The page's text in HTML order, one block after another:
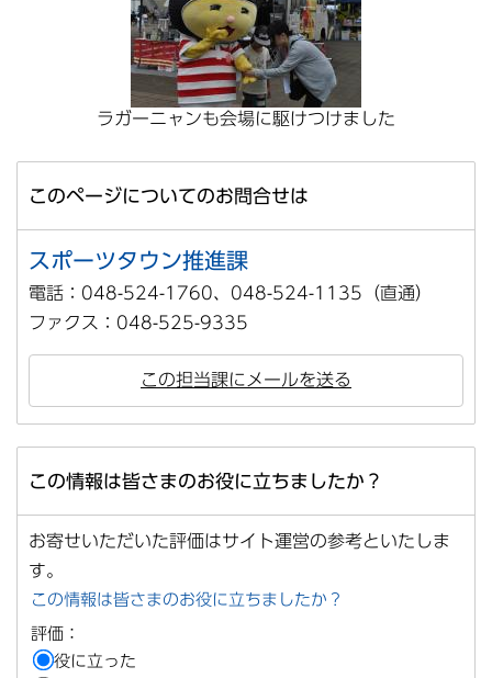
ラガーニャンも会場に駆けつけました
このページについてのお問合せは
スポーツタウン推進課
電話：048-524-1760、048-524-1135（直通）
ファクス：048-525-9335
この担当課にメールを送る
この情報は皆さまのお役に立ちましたか？
お寄せいただいた評価はサイト運営の参考といたしま
す。
この情報は皆さまのお役に立ちましたか？
評価：
役に立った